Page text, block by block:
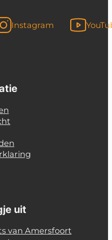
Instagram
uit
van Amersfoort